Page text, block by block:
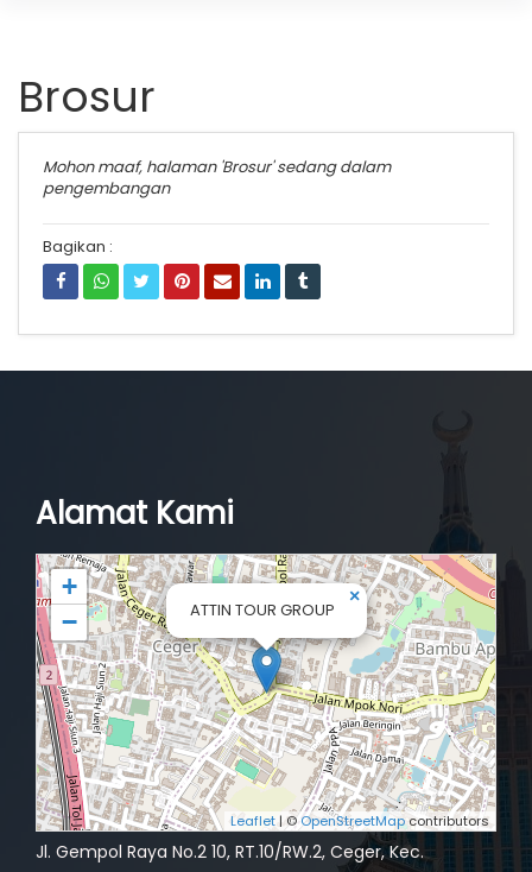
Brosur
Mohon maaf, halaman 'Brosur' sedang dalam
pengembangan
Bagikan :
Alamat Kami
ATTIN TOUR GROUP
×
+
−
Leaflet| ©OpenStreetMapcontributors
Jl. Gempol Raya No.2 10, RT.10/RW.2, Ceger, Kec.